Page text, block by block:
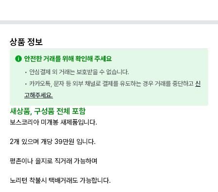
상품 정보
안전한 거래를 위해 확인해 주세요
• 안심결제 외 거래는 보호받을 수 없습니다.
• 카카오톡, 문자 등 외부 채널로 결제를 유도하는 경우 거래를 중단하고 신
고해주세요.
새상품, 구성품 전체 포함
보스코리아 미개봉 새제품입니다.
2개 있으며 개당 39만원 입니다.
평촌이나 을지로 직거래 가능하며
노리턴 착불시 택배거래도 가능합니다.